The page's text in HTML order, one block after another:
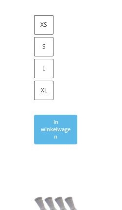
XS
S
L
XL
In
winkelwage
n